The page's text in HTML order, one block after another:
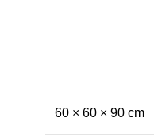
60 × 60 × 90 cm